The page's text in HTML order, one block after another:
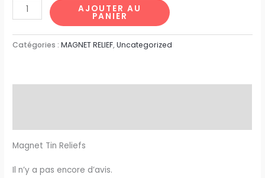
AJOUTER AU
PANIER
Catégories :MAGNET RELIEF,Uncategorized
Magnet Tin Reliefs
Il n’y a pas encore d’avis.